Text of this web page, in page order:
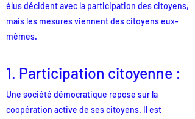
élus décident avec la participation des citoyens,
mais les mesures viennent des citoyens eux-
mêmes.
1. Participation citoyenne :
Une société démocratique repose sur la
coopération active de ses citoyens. Il est